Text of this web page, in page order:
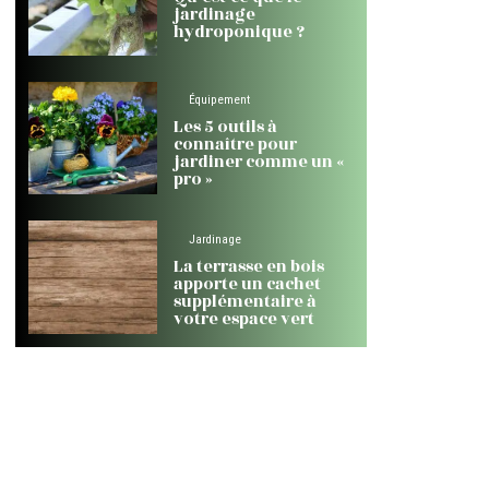
jardinage
hydroponique ?
Équipement
Les 5 outils à
connaître pour
jardiner comme un «
pro »
Jardinage
La terrasse en bois
apporte un cachet
supplémentaire à
votre espace vert